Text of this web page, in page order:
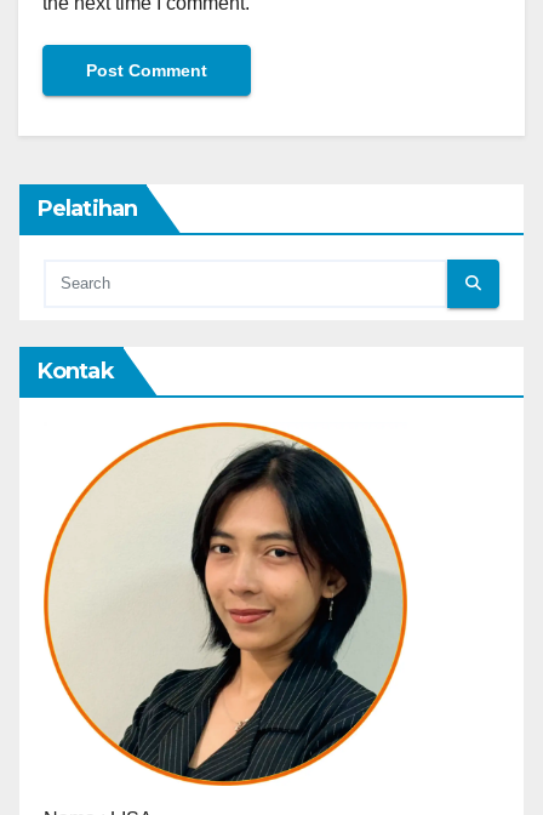
Pelatihan
Kontak